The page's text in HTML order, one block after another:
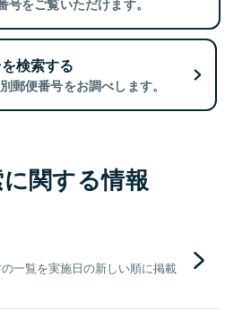
をご覧いただけます。
検索する
郵便番号をお調べします。
関する情報
一覧を実施日の新しい順に掲載